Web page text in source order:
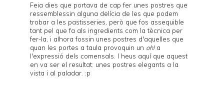
Feia dies que portava de cap fer unes postres que
ressemblessin alguna delícia de les que podem
trobar a les pastisseries, però que fos assequible
tant pel que fa als ingredients com la tècnica per
fer-la, i alhora fossin unes postres d'aquelles que
quan les portes a taula provoquin un oh!a
l'expressió dels comensals. I heus aquí que aquest
en va ser el resultat: unes postres elegants a la
vista i al paladar. :p